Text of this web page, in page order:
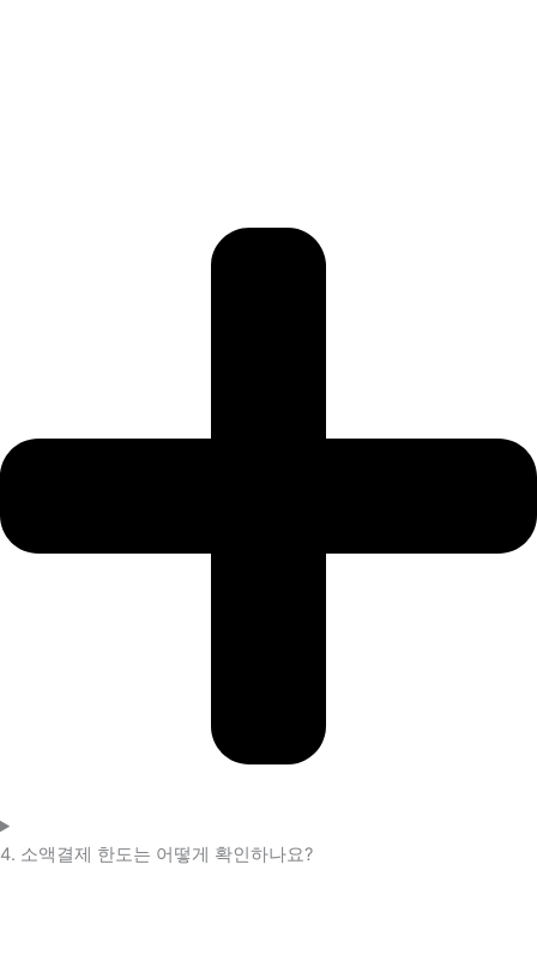
4. 소액결제 한도는 어떻게 확인하나요?